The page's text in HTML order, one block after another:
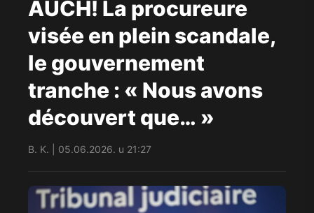
AUCH! La procureure
visée en plein scandale,
le gouvernement
tranche : « Nous avons
découvert que… »
B. K. | 05.06.2026. u 21:27